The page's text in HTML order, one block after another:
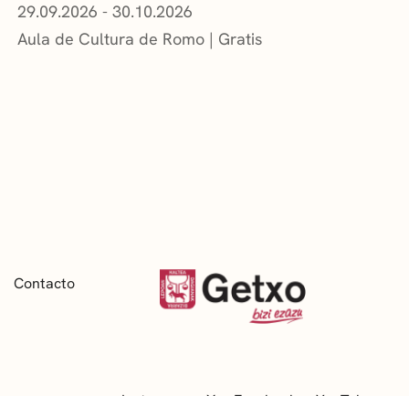
29.09.2026 - 30.10.2026
Aula de Cultura de Romo
Gratis
Contacto